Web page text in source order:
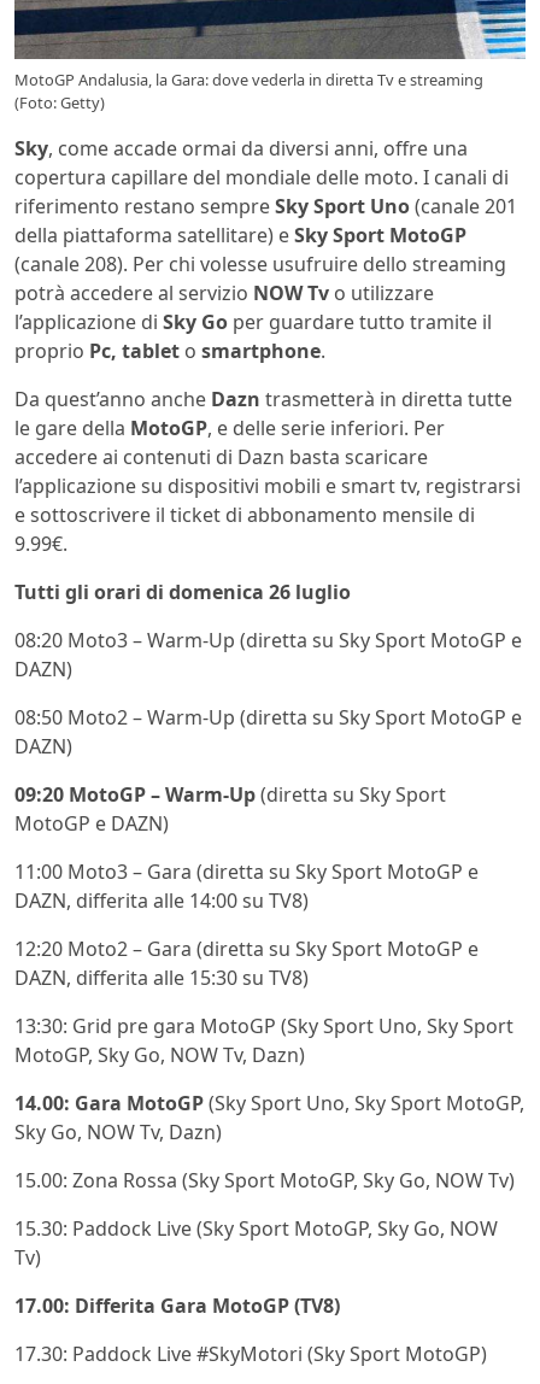
MotoGP Andalusia, la Gara: dove vederla in diretta Tv e streaming
(Foto: Getty)
Sky, come accade ormai da diversi anni, offre una
copertura capillare del mondiale delle moto. I canali di
riferimento restano sempreSky Sport Uno(canale 201
della piattaforma satellitare) eSky Sport MotoGP
(canale 208). Per chi volesse usufruire dello streaming
potrà accedere al servizio NOW Tv o utilizzare
l’applicazione di Sky Go per guardare tutto tramite il
proprio Pc, tablet o smartphone.
Da quest’anno anche Dazn trasmetterà in diretta tutte
le gare della MotoGP, e delle serie inferiori. Per
accedere ai contenuti di Dazn basta scaricare
l’applicazione su dispositivi mobili e smart tv, registrarsi
e sottoscrivere il ticket di abbonamento mensile di
9.99€.
Tutti gli orari di domenica 26 luglio
08:20 Moto3 – Warm-Up (diretta su Sky Sport MotoGP e
DAZN)
08:50 Moto2 – Warm-Up (diretta su Sky Sport MotoGP e
DAZN)
09:20 MotoGP – Warm-Up(diretta su Sky Sport
MotoGP e DAZN)
11:00 Moto3 – Gara (diretta su Sky Sport MotoGP e
DAZN, differita alle 14:00 su TV8)
12:20 Moto2 – Gara (diretta su Sky Sport MotoGP e
DAZN, differita alle 15:30 su TV8)
13:30: Grid pre gara MotoGP (Sky Sport Uno, Sky Sport
MotoGP, Sky Go, NOW Tv, Dazn)
14.00: Gara MotoGP(Sky Sport Uno, Sky Sport MotoGP,
Sky Go, NOW Tv, Dazn)
15.00: Zona Rossa (Sky Sport MotoGP, Sky Go, NOW Tv)
15.30: Paddock Live (Sky Sport MotoGP, Sky Go, NOW
Tv)
17.00: Differita Gara MotoGP (TV8)
17.30: Paddock Live #SkyMotori (Sky Sport MotoGP)